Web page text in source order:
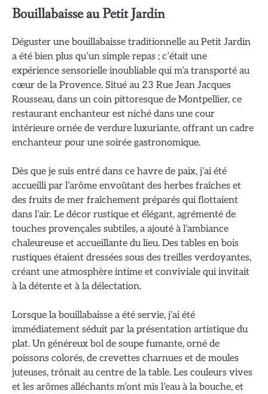
Bouillabaisse au Petit Jardin
Déguster une bouillabaisse traditionnelle au Petit Jardin
a été bien plus qu’un simple repas ; c’était une
expérience sensorielle inoubliable qui m’a transporté au
cœur de la Provence. Situé au 23 Rue Jean Jacques
Rousseau, dans un coin pittoresque de Montpellier, ce
restaurant enchanteur est niché dans une cour
intérieure ornée de verdure luxuriante, offrant un cadre
enchanteur pour une soirée gastronomique.
Dès que je suis entré dans ce havre de paix, j’ai été
accueilli par l’arôme envoûtant des herbes fraîches et
des fruits de mer fraîchement préparés qui flottaient
dans l’air. Le décor rustique et élégant, agrémenté de
touches provençales subtiles, a ajouté à l’ambiance
chaleureuse et accueillante du lieu. Des tables en bois
rustiques étaient dressées sous des treilles verdoyantes,
créant une atmosphère intime et conviviale qui invitait
à la détente et à la délectation.
Lorsque la bouillabaisse a été servie, j’ai été
immédiatement séduit par la présentation artistique du
plat. Un généreux bol de soupe fumante, orné de
poissons colorés, de crevettes charnues et de moules
juteuses, trônait au centre de la table. Les couleurs vives
et les arômes alléchants m’ont mis l’eau à la bouche, et